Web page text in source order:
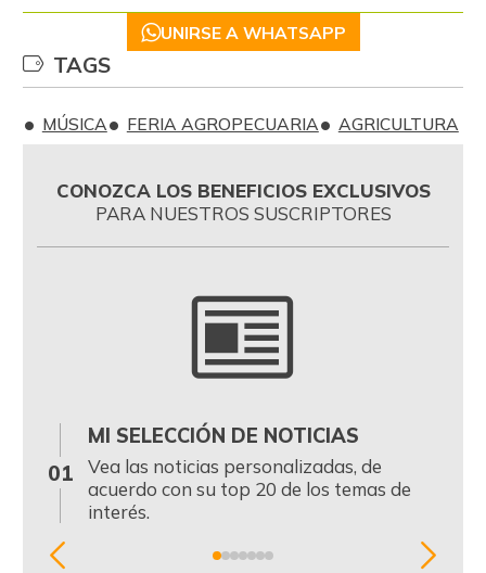
UNIRSE A WHATSAPP
TAGS
MÚSICA FERIA AGROPECUARIA AGRICULTURA
CONOZCA LOS BENEFICIOS EXCLUSIVOS
PARA NUESTROS SUSCRIPTORES
01
MI SELECCIÓN DE NOTICIAS
Vea las noticias personalizadas, de
acuerdo con su top 20 de los temas de
interés.
Item